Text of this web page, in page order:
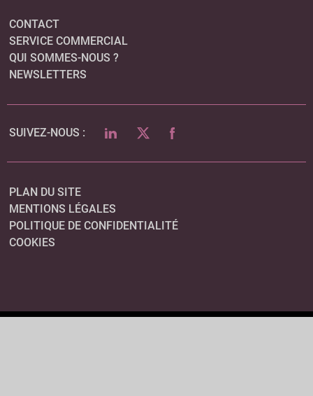
CONTACT
SERVICE COMMERCIAL
QUI SOMMES-NOUS ?
NEWSLETTERS
SUIVEZ-NOUS : LINKEDINTWITTERFACEBOOK
PLAN DU SITE
MENTIONS LÉGALES
POLITIQUE DE CONFIDENTIALITÉ
COOKIES